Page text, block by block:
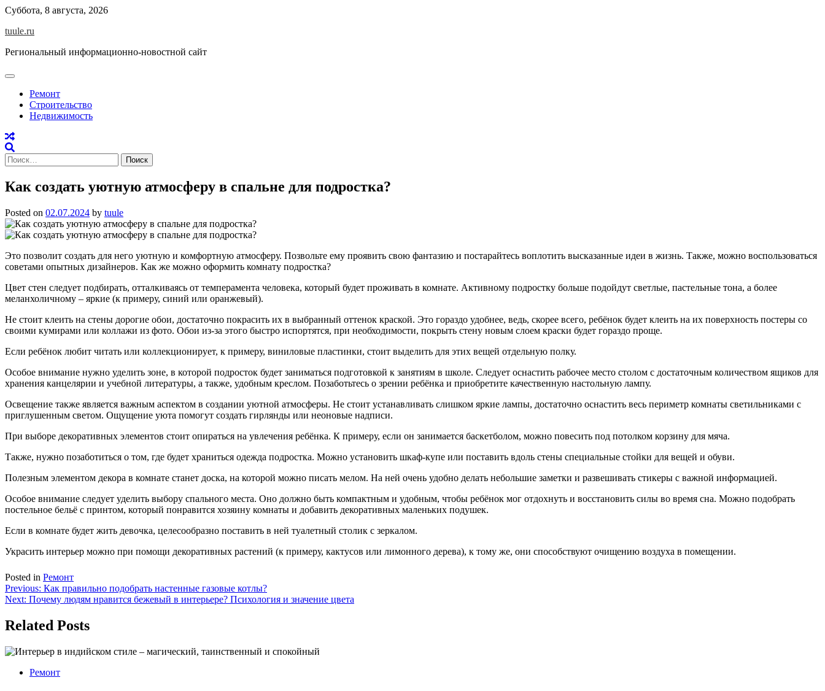
Skip
content
Суббота, 8 августа, 2026
tuule.ru
Региональный информационно-новостной сайт
Ремонт
Строительство
Недвижимость
Найти:
Как создать уютную атмосферу в спальне для подростка?
Posted on 02.07.2024 by tuule
Это позволит создать для него уютную и комфортную атмосферу. Позвольте ему проявить свою фантазию и постарайтесь воплотить высказанные идеи в жизнь. Также, можно воспользоваться
советами опытных дизайнеров. Как же можно оформить комнату подростка?
Цвет стен следует подбирать, отталкиваясь от темперамента человека, который будет проживать в комнате. Активному подростку больше подойдут светлые, пастельные тона, а более
меланхоличному – яркие (к примеру, синий или оранжевый).
Не стоит клеить на стены дорогие обои, достаточно покрасить их в выбранный оттенок краской. Это гораздо удобнее, ведь, скорее всего, ребёнок будет клеить на их поверхность постеры со
своими кумирами или коллажи из фото. Обои из-за этого быстро испортятся, при необходимости, покрыть стену новым слоем краски будет гораздо проще.
Если ребёнок любит читать или коллекционирует, к примеру, виниловые пластинки, стоит выделить для этих вещей отдельную полку.
Особое внимание нужно уделить зоне, в которой подросток будет заниматься подготовкой к занятиям в школе. Следует оснастить рабочее место столом с достаточным количеством ящиков для
хранения канцелярии и учебной литературы, а также, удобным креслом. Позаботьтесь о зрении ребёнка и приобретите качественную настольную лампу.
Освещение также является важным аспектом в создании уютной атмосферы. Не стоит устанавливать слишком яркие лампы, достаточно оснастить весь периметр комнаты светильниками с
приглушенным светом. Ощущение уюта помогут создать гирлянды или неоновые надписи.
При выборе декоративных элементов стоит опираться на увлечения ребёнка. К примеру, если он занимается баскетболом, можно повесить под потолком корзину для мяча.
Также, нужно позаботиться о том, где будет храниться одежда подростка. Можно установить шкаф-купе или поставить вдоль стены специальные стойки для вещей и обуви.
Полезным элементом декора в комнате станет доска, на которой можно писать мелом. На ней очень удобно делать небольшие заметки и развешивать стикеры с важной информацией.
Особое внимание следует уделить выбору спального места. Оно должно быть компактным и удобным, чтобы ребёнок мог отдохнуть и восстановить силы во время сна. Можно подобрать
постельное бельё с принтом, который понравится хозяину комнаты и добавить декоративных маленьких подушек.
Если в комнате будет жить девочка, целесообразно поставить в ней туалетный столик с зеркалом.
Украсить интерьер можно при помощи декоративных растений (к примеру, кактусов или лимонного дерева), к тому же, они способствуют очищению воздуха в помещении.
Posted in Ремонт
Навигация
по
записям
Previous: Как правильно подобрать настенные газовые котлы?
Next: Почему людям нравится бежевый в интерьере? Психология и значение цвета
Related Posts
Ремонт